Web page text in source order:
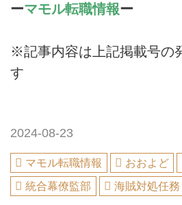
ーマモル転職情報ー
※記事内容は上記掲載号の
す
2024-08-23
マモル転職情報 おおよど
統合幕僚監部
海賊対処任務